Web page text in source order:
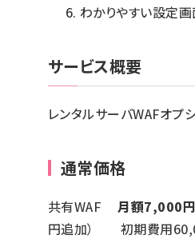
わかりやすい設定画
サービス概要
レンタルサーバWAFオプ
通常価格
共有WAF月額7,000円
円追加） 初期費用